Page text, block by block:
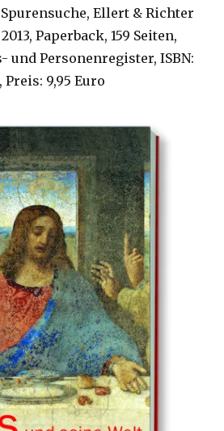
Ellert & Richter
Paperback, 159 Seiten,
und Personenregister, ISBN:
Preis: 9,95 Euro